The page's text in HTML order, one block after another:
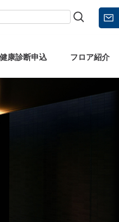
康診断申込 フロア紹介